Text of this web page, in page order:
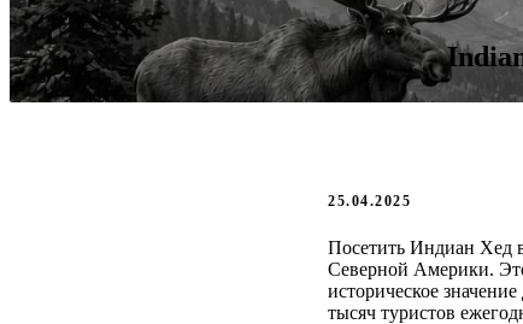
25.04.2025
Посетить Индиан Хед
Северной Америки.
историческое
тысяч туристов